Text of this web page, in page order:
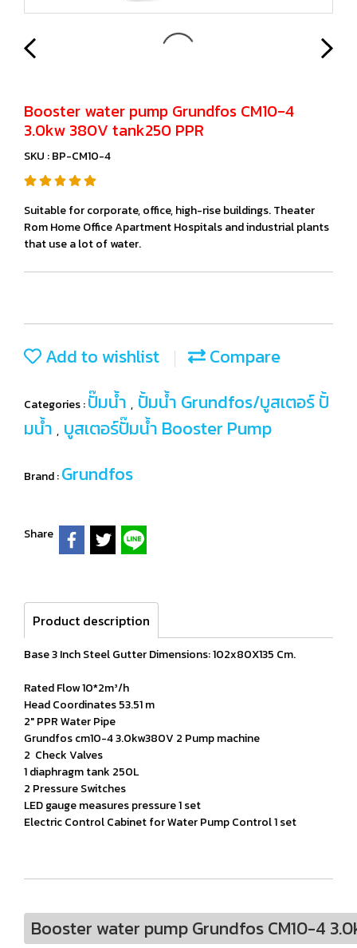
Booster water pump Grundfos CM10-4
3.0kw 380V tank250 PPR
SKU : BP-CM10-4
Suitable for corporate, office, high-rise buildings. Theater
Rom Home Office Apartment Hospitals and industrial plants
that use a lot of water.
Add to wishlist Compare
Categories :ปั๊มน้ำ , ปั้มน้ำ Grundfos/บูสเตอร์ ปั้
มน้ำ , บูสเตอร์ปั๊มน้ำ Booster Pump
Brand :Grundfos
Share
Product description
Base 3 Inch Steel Gutter Dimensions: 102x80X135 Cm.
Rated Flow 10*2m³/h
Head Coordinates 53.51 m
2" PPR Water Pipe
Grundfos cm10-4 3.0kw380V 2 Pump machine
2 Check Valves
1 diaphragm tank 250L
2 Pressure Switches
LED gauge measures pressure 1 set
Electric Control Cabinet for Water Pump Control 1 set
Booster water pump Grundfos CM10-4